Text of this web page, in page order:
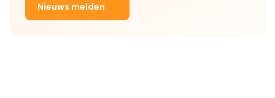
Nieuws melden